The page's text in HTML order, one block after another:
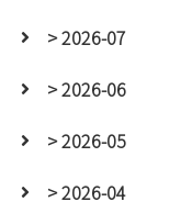
> 2026-07
> 2026-06
> 2026-05
> 2026-04